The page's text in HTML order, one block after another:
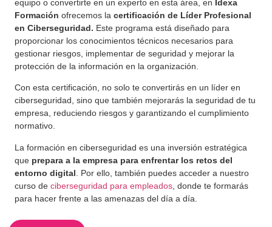
equipo o convertirte en un experto en esta área, en Idexa
Formación ofrecemos la certificación de Líder Profesional
en Ciberseguridad. Este programa está diseñado para
proporcionar los conocimientos técnicos necesarios para
gestionar riesgos, implementar de seguridad y mejorar la
protección de la información en la organización.
Con esta certificación, no solo te convertirás en un líder en
ciberseguridad, sino que también mejorarás la seguridad de tu
empresa, reduciendo riesgos y garantizando el cumplimiento
normativo.
La formación en ciberseguridad es una inversión estratégica
que prepara a la empresa para enfrentar los retos del
entorno digital . Por ello, también puedes acceder a nuestro
curso de ciberseguridad para empleados , donde te formarás
para hacer frente a las amenazas del día a día.